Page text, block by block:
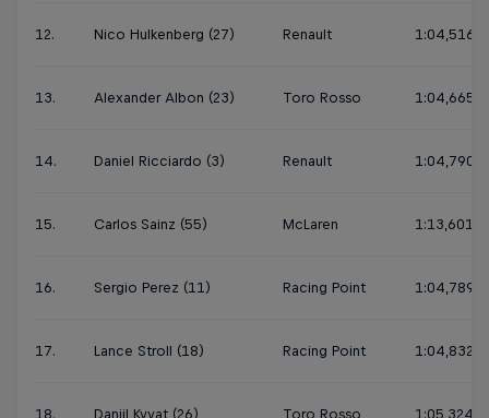
12. Nico Hulkenberg (27) Renault 1:04,516
13. Alexander Albon (23) Toro Rosso 1:04,665
14. Daniel Ricciardo (3) Renault 1:04,790
15. Carlos Sainz (55) McLaren 1:13,601
16. Sergio Perez (11) Racing Point 1:04,789
17. Lance Stroll (18) Racing Point 1:04,832
18. Daniil Kvyat (26) Toro Rosso 1:05,324